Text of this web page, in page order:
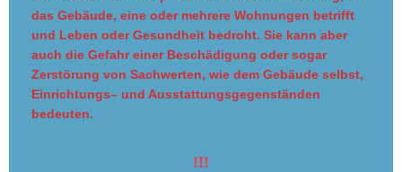
das Gebäude, eine oder mehrere Wohnungen betrifft
und Leben oder Gesundheit bedroht. Sie kann aber
auch die Gefahr einer Beschädigung oder sogar
Zerstörung von Sachwerten, wie dem Gebäude selbst,
Einrichtungs– und Ausstattungsgegenständen
bedeuten.
!!!